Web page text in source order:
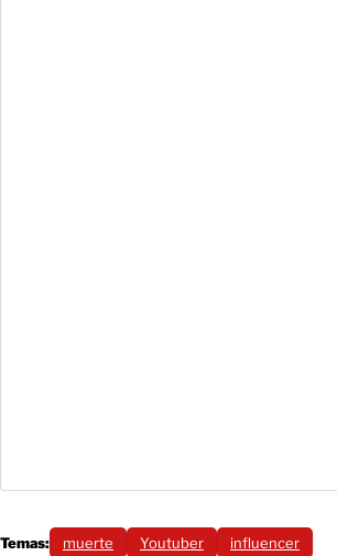
Temas: muerte Youtuber influencer